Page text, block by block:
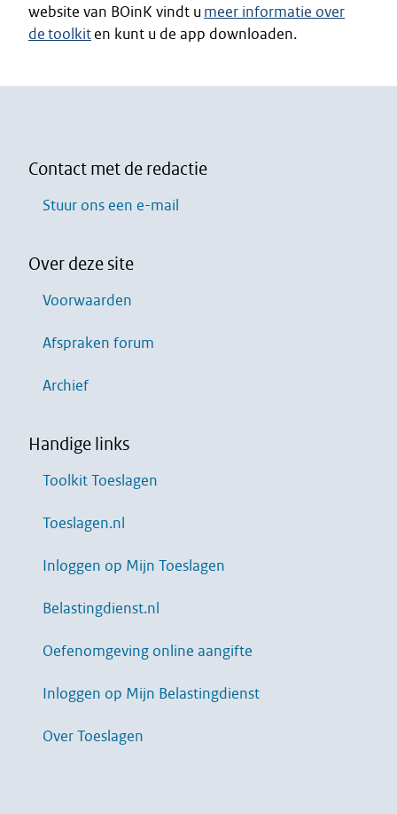
website van BOinK vindt u meer informatie over
de toolkiten kunt u de app downloaden.
Contact met de redactie
Stuur ons een e-mail
Over deze site
Voorwaarden
Afspraken forum
Archief
Handige links
Toolkit Toeslagen
Toeslagen.nl
Inloggen op Mijn Toeslagen
Belastingdienst.nl
Oefenomgeving online aangifte
Inloggen op Mijn Belastingdienst
Over Toeslagen